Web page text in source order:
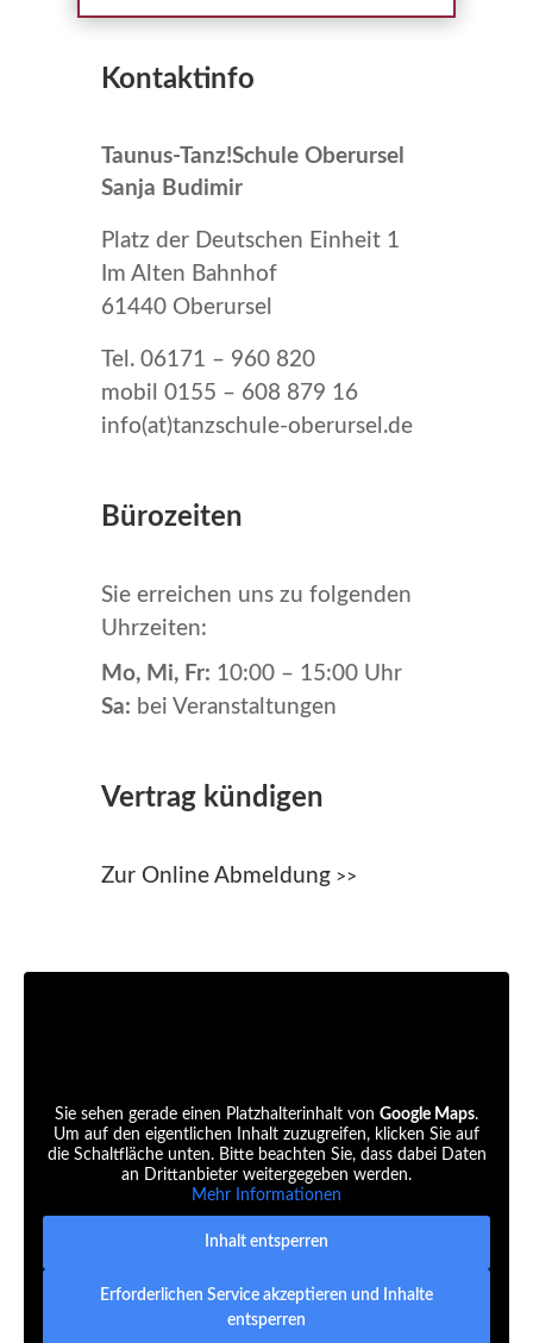
Kontaktinfo
Taunus-Tanz!Schule Oberursel
Sanja Budimir
Platz der Deutschen Einheit 1
Im Alten Bahnhof
61440 Oberursel
Tel. 06171 – 960 820
mobil 0155 – 608 879 16
info(at)tanzschule-oberursel.de
Bürozeiten
Sie erreichen uns zu folgenden
Uhrzeiten:
Mo, Mi, Fr: 10:00 – 15:00 Uhr
Sa: bei Veranstaltungen
Vertrag kündigen
Zur Online Abmeldung>>
Sie sehen gerade einen Platzhalterinhalt von Google Maps.
Um auf den eigentlichen Inhalt zuzugreifen, klicken Sie auf
die Schaltfläche unten. Bitte beachten Sie, dass dabei Daten
an Drittanbieter weitergegeben werden.
Mehr Informationen
Inhalt entsperren
Erforderlichen Service akzeptieren und Inhalte
entsperren